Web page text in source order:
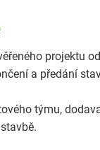
projektu
a předání
týmu,